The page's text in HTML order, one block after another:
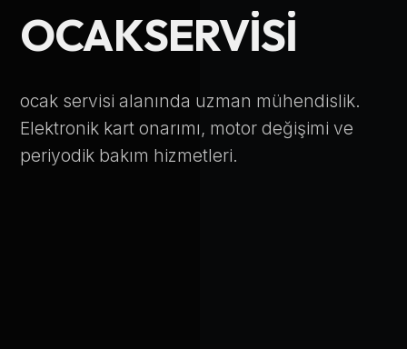
OCAKSERVISI
ocak servisi alanında uzman mühendislik.
Elektronik kart onarımı, motor değişimi ve
periyodik bakım hizmetleri.
Telefon Numarası
Hizmet Türü